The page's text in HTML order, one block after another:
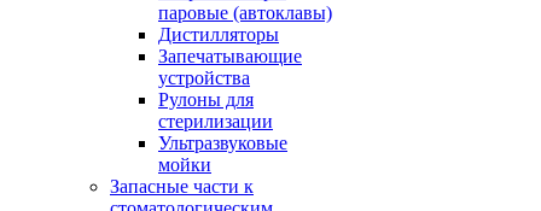
паровые (автоклавы)
Дистилляторы
Запечатывающие
устройства
Рулоны для
стерилизации
Ультразвуковые
мойки
Запасные части к